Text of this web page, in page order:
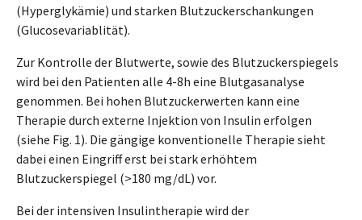
(Hyperglykämie) und starken Blutzuckerschankungen
(Glucosevariablität).
Zur Kontrolle der Blutwerte, sowie des Blutzuckerspiegels
wird bei den Patienten alle 4-8h eine Blutgasanalyse
genommen. Bei hohen Blutzuckerwerten kann eine
Therapie durch externe Injektion von Insulin erfolgen
(siehe Fig. 1). Die gängige konventionelle Therapie sieht
dabei einen Eingriff erst bei stark erhöhtem
Blutzuckerspiegel (>180 mg/dL) vor.
Bei der intensiven Insulintherapie wird der